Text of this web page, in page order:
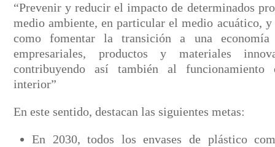
“Prevenir y reducir el impacto de determinados
medio ambiente, en particular el medio acuático, y
como fomentar la transición a una
empresariales, productos y materiales
contribuyendo así también al funcionamiento
interior”
En este sentido, destacan las siguientes metas:
En 2030, todos los envases de plástico